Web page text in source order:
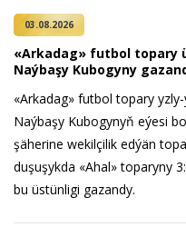
03.08.2026
«Arkadag» futbol topary
Naýbaşy Kubogyny
«Arkadag» futbol topary
Naýbaşy Kubogynyň eýesi
şäherine wekilçilik edýän
duşuşykda «Ahal» toparyny
bu üstünligi gazandy.